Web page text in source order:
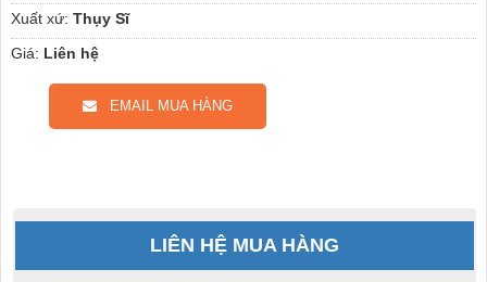
Xuất xứ: Thụy Sĩ
Giá: Liên hệ
EMAIL MUA HÀNG
LIÊN HỆ MUA HÀNG